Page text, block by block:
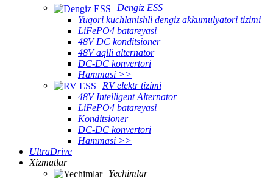
Dengiz ESS
Yuqori kuchlanishli dengiz akkumulyatori tizimi
LiFePO4 batareyasi
48V DC konditsioner
48V aqlli alternator
DC-DC konvertori
Hammasi >>
RV elektr tizimi
48V Intelligent Alternator
LiFePO4 batareyasi
Konditsioner
DC-DC konvertori
Hammasi >>
UltraDrive
Xizmatlar
Yechimlar